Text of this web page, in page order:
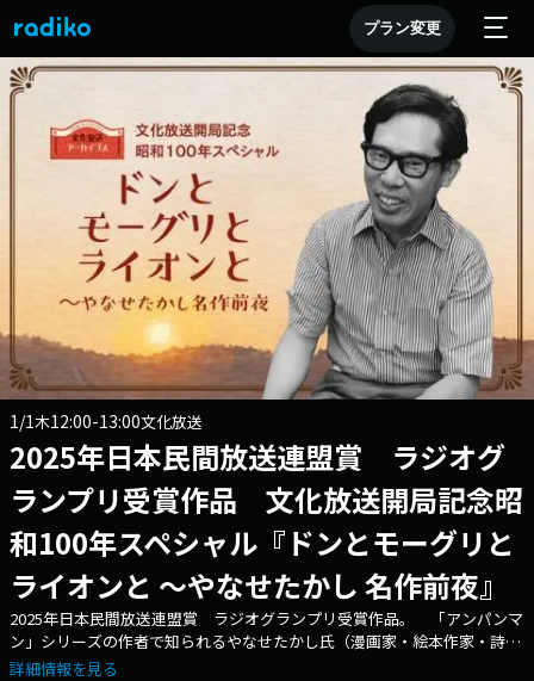
プラン変更
1/1木12:00-13:00文化放送
2025年日本民間放送連盟賞 ラジオグ
ランプリ受賞作品 文化放送開局記念昭
和100年スペシャル『ドンとモーグリと
ライオンと ～やなせたかし 名作前夜』
2025年日本民間放送連盟賞 ラジオグランプリ受賞作品。 「アンパンマ
ン」シリーズの作者で知られるやなせたかし氏（漫画家・絵本作家・詩
人）が文化放送に遺した、ラジオドラマ台本などの”名作のタネ”を紹介す
詳細情報を見る